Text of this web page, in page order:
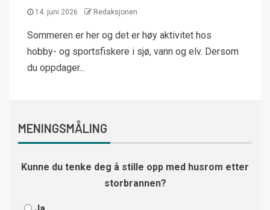
14. juni 2026 Redaksjonen
Sommeren er her og det er høy aktivitet hos
hobby- og sportsfiskere i sjø, vann og elv. Dersom
du oppdager...
MENINGSMÅLING
Kunne du tenke deg å stille opp med husrom etter
storbrannen?